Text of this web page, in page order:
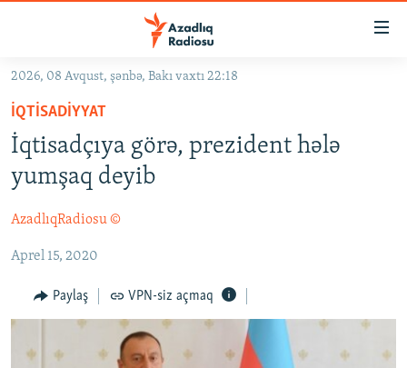
Əsas
qayıt
Əsas
naviqasiyaya
qayıt
Axtarışa
GÜNDƏM
KORRUPSIOMETR
#ƏSLINDƏ
FƏRQƏ BAX
QANUNI DOĞRU
ARAŞDIRMA
MULTIMEDIA
VIDEO
RADIO ARXIV
2026, 08 Avqust, şənbə, Bakı vaxtı 22:18
İQTISADIYYAT
İqtisadçıya görə, prezident hələ
yumşaq deyib
AzadlıqRadiosu ©
Aprel 15, 2020
Paylaş VPN-siz açmaq